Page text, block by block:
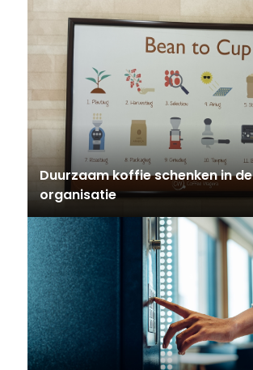
Duurzaam koffie schenken in de
organisatie